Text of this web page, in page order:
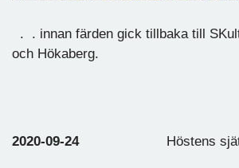
. . innan färden gick tillbaka till
och Hökaberg.
2020-09-24 Höstens